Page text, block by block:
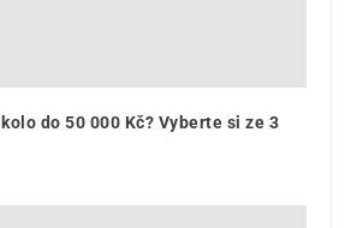
do 50 000 Kč? Vyberte si ze 3